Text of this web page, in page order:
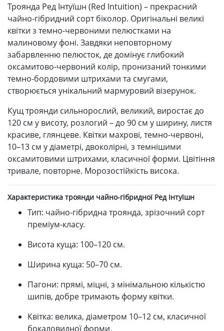
Троянда Ред Інтуїшн (Red Intuition) – прекрасний
чайно-гібридний сорт біколор. Оригінальні великі
квітки з темно-червоними пелюстками на
малиновому фоні. Завдяки неповторному
забарвленню пелюсток, де домінує глибокий
оксамитово-червоний колір, пронизаний тонкими
темно-бордовими штрихами та смугами,
створюється унікальний мармуровий візерунок.
Кущ троянди сильнорослий, великий, виростає до
120 см у висоту, розлогий – до 90 см у ширину, листя
красиве, глянцеве. Квітки махрові, темно-червоні,
10–13 см у діаметрі, двоколірні, з темнішими
оксамитовими штрихами, класичної форми. Цвітіння
тривале, повторне. Морозостійкість висока.
Характеристика троянди чайно-гібридної Ред Інтуїшн
Тип: чайно-гібридна троянда, зрізочний сорт
преміум-класу.
Висота куща: 100–120 см.
Ширина куща: 50–70 см.
Пагони: прямі, міцні, з мінімальною кількістю
шипів, добре тримають форму квітки.
Квітка: велика, діаметром 10–12 см, класичної
бокаловидної форми.